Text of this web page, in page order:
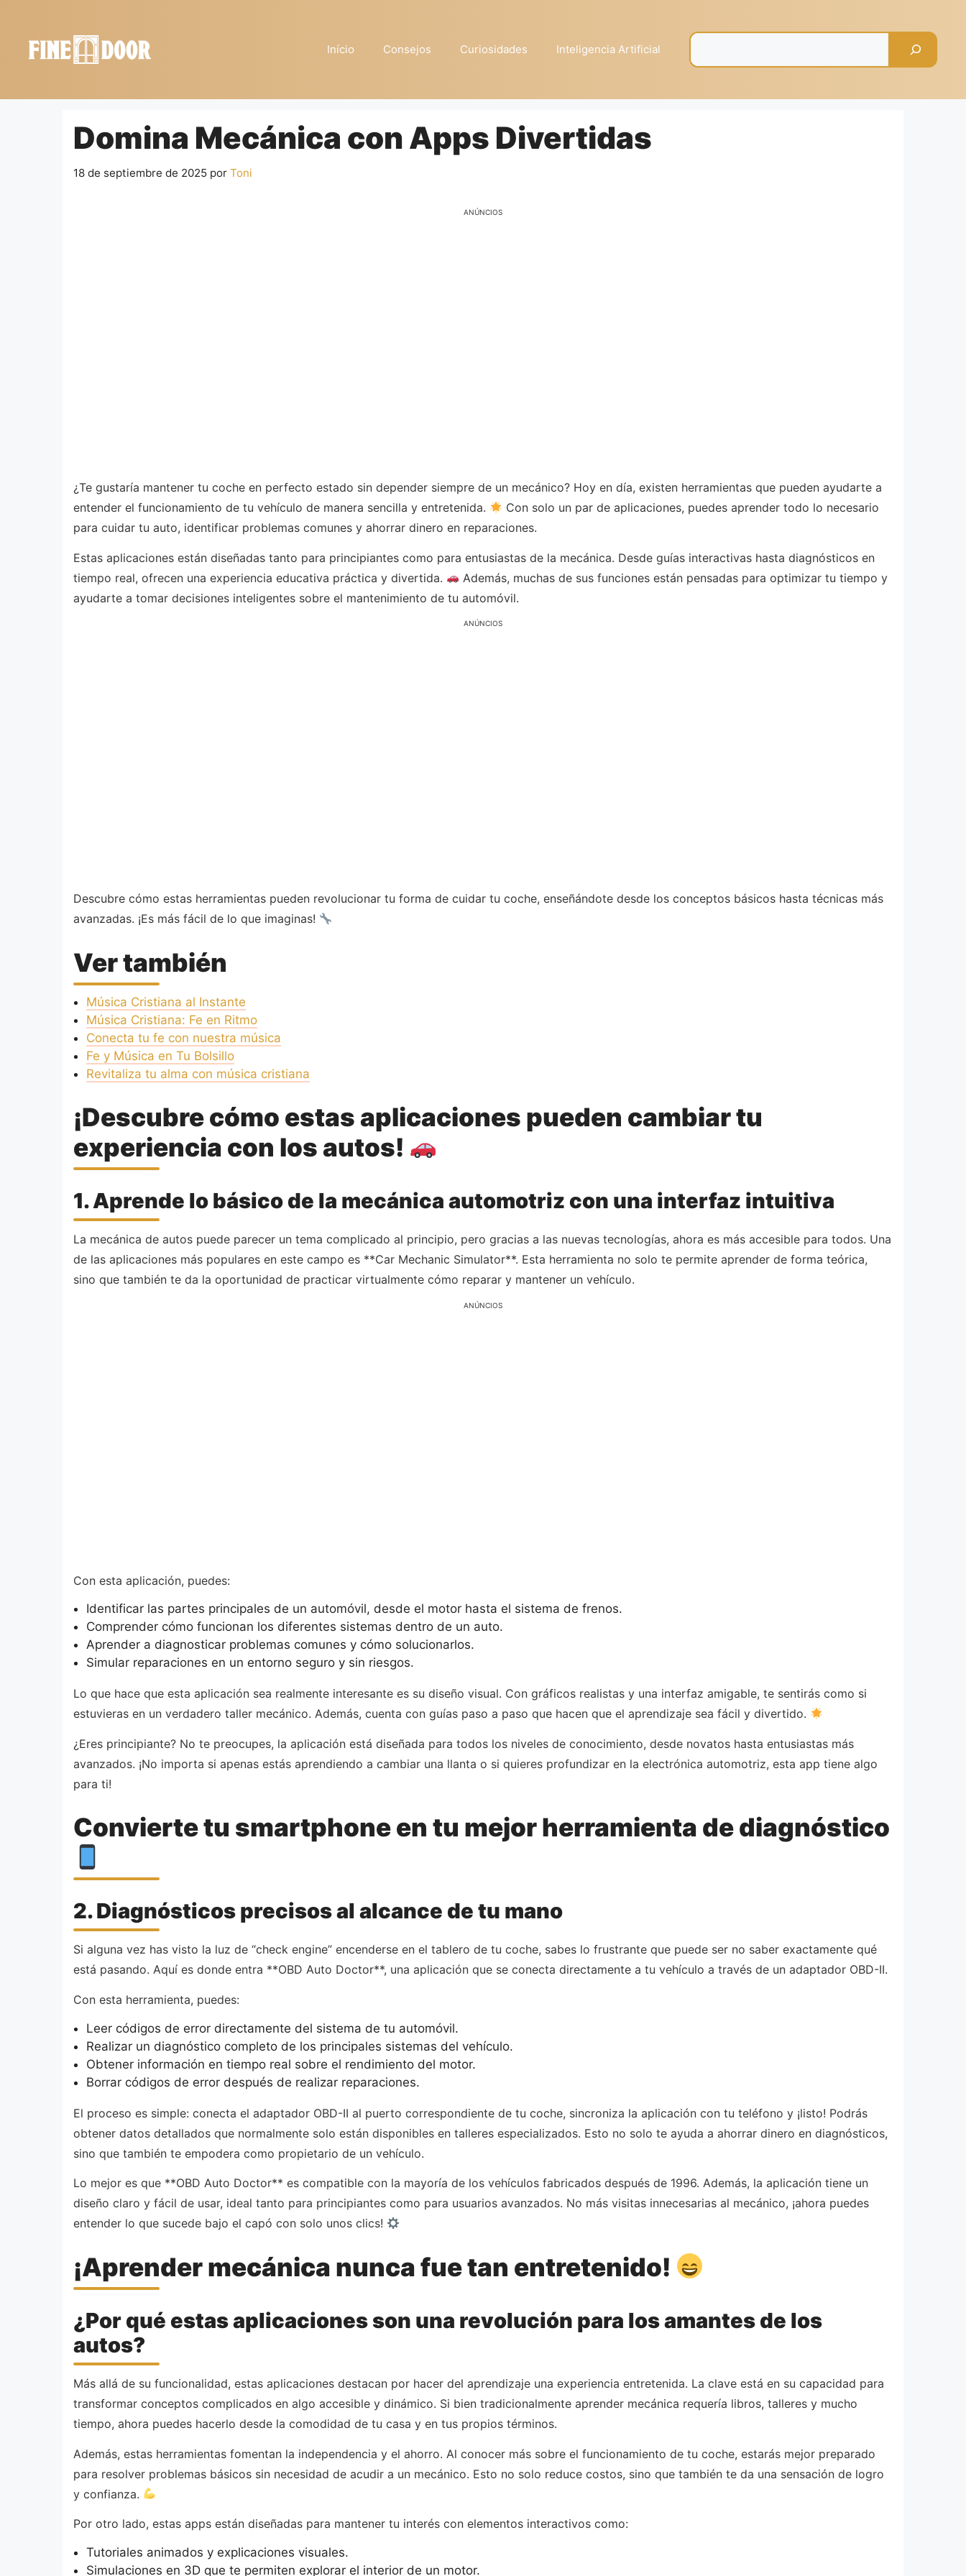
contenido
Início Consejos Curiosidades Inteligencia Artificial
Domina Mecánica con Apps Divertidas
18 de septiembre de 2025 por Toni
ANÚNCIOS
¿Te gustaría mantener tu coche en perfecto estado sin depender siempre de un mecánico? Hoy en día, existen herramientas que pueden ayudarte a
entender el funcionamiento de tu vehículo de manera sencilla y entretenida.
Con solo un par de aplicaciones, puedes aprender todo lo necesario
para cuidar tu auto, identificar problemas comunes y ahorrar dinero en reparaciones.
Estas aplicaciones están diseñadas tanto para principiantes como para entusiastas de la mecánica. Desde guías interactivas hasta diagnósticos en
tiempo real, ofrecen una experiencia educativa práctica y divertida.
Además, muchas de sus funciones están pensadas para optimizar tu tiempo y
ayudarte a tomar decisiones inteligentes sobre el mantenimiento de tu automóvil.
ANÚNCIOS
Descubre cómo estas herramientas pueden revolucionar tu forma de cuidar tu coche, enseñándote desde los conceptos básicos hasta técnicas más
avanzadas. ¡Es más fácil de lo que imaginas!
Ver también
Música Cristiana al Instante
Música Cristiana: Fe en Ritmo
Conecta tu fe con nuestra música
Fe y Música en Tu Bolsillo
Revitaliza tu alma con música cristiana
¡Descubre cómo estas aplicaciones pueden cambiar tu
experiencia con los autos!
1. Aprende lo básico de la mecánica automotriz con una interfaz intuitiva
La mecánica de autos puede parecer un tema complicado al principio, pero gracias a las nuevas tecnologías, ahora es más accesible para todos. Una
de las aplicaciones más populares en este campo es **Car Mechanic Simulator**. Esta herramienta no solo te permite aprender de forma teórica,
sino que también te da la oportunidad de practicar virtualmente cómo reparar y mantener un vehículo.
ANÚNCIOS
Con esta aplicación, puedes:
Identificar las partes principales de un automóvil, desde el motor hasta el sistema de frenos.
Comprender cómo funcionan los diferentes sistemas dentro de un auto.
Aprender a diagnosticar problemas comunes y cómo solucionarlos.
Simular reparaciones en un entorno seguro y sin riesgos.
Lo que hace que esta aplicación sea realmente interesante es su diseño visual. Con gráficos realistas y una interfaz amigable, te sentirás como si
estuvieras en un verdadero taller mecánico. Además, cuenta con guías paso a paso que hacen que el aprendizaje sea fácil y divertido.
¿Eres principiante? No te preocupes, la aplicación está diseñada para todos los niveles de conocimiento, desde novatos hasta entusiastas más
avanzados. ¡No importa si apenas estás aprendiendo a cambiar una llanta o si quieres profundizar en la electrónica automotriz, esta app tiene algo
para ti!
Convierte tu smartphone en tu mejor herramienta de diagnóstico
2. Diagnósticos precisos al alcance de tu mano
Si alguna vez has visto la luz de “check engine” encenderse en el tablero de tu coche, sabes lo frustrante que puede ser no saber exactamente qué
está pasando. Aquí es donde entra **OBD Auto Doctor**, una aplicación que se conecta directamente a tu vehículo a través de un adaptador OBD-II.
Con esta herramienta, puedes:
Leer códigos de error directamente del sistema de tu automóvil.
Realizar un diagnóstico completo de los principales sistemas del vehículo.
Obtener información en tiempo real sobre el rendimiento del motor.
Borrar códigos de error después de realizar reparaciones.
El proceso es simple: conecta el adaptador OBD-II al puerto correspondiente de tu coche, sincroniza la aplicación con tu teléfono y ¡listo! Podrás
obtener datos detallados que normalmente solo están disponibles en talleres especializados. Esto no solo te ayuda a ahorrar dinero en diagnósticos,
sino que también te empodera como propietario de un vehículo.
Lo mejor es que **OBD Auto Doctor** es compatible con la mayoría de los vehículos fabricados después de 1996. Además, la aplicación tiene un
diseño claro y fácil de usar, ideal tanto para principiantes como para usuarios avanzados. No más visitas innecesarias al mecánico, ¡ahora puedes
entender lo que sucede bajo el capó con solo unos clics!
¡Aprender mecánica nunca fue tan entretenido!
¿Por qué estas aplicaciones son una revolución para los amantes de los
autos?
Más allá de su funcionalidad, estas aplicaciones destacan por hacer del aprendizaje una experiencia entretenida. La clave está en su capacidad para
transformar conceptos complicados en algo accesible y dinámico. Si bien tradicionalmente aprender mecánica requería libros, talleres y mucho
tiempo, ahora puedes hacerlo desde la comodidad de tu casa y en tus propios términos.
Además, estas herramientas fomentan la independencia y el ahorro. Al conocer más sobre el funcionamiento de tu coche, estarás mejor preparado
para resolver problemas básicos sin necesidad de acudir a un mecánico. Esto no solo reduce costos, sino que también te da una sensación de logro
y confianza.
Por otro lado, estas apps están diseñadas para mantener tu interés con elementos interactivos como:
Tutoriales animados y explicaciones visuales.
Simulaciones en 3D que te permiten explorar el interior de un motor.